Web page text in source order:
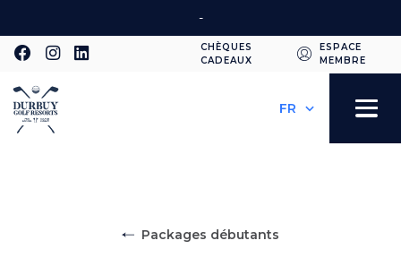
au
contenu
-
navigation
CHÈQUES
CADEAUX
ESPACE
MEMBRE
your
Packages débutants